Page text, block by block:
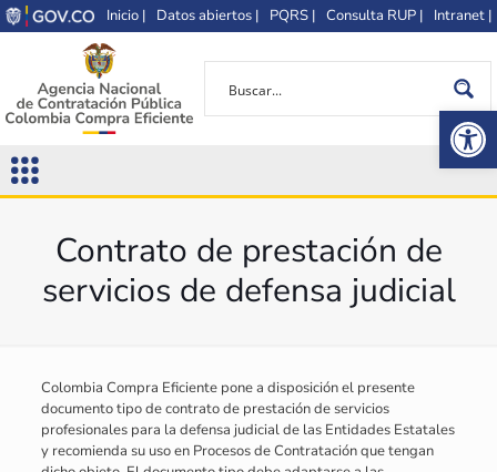
Inicio | Datos abiertos | PQRS | Consulta RUP | Intranet |
Contrato de prestación de
servicios de defensa judicial
Colombia Compra Eficiente pone a disposición el presente
documento tipo de contrato de prestación de servicios
profesionales para la defensa judicial de las Entidades Estatales
y recomienda su uso en Procesos de Contratación que tengan